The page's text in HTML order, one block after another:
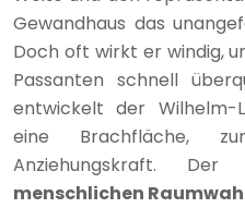
Gewandhaus das
Doch oft wirkt er windig,
Passanten schnell
entwickelt der Wilhelm-
eine Brachfläche,
Anziehungskraft.
menschlichen